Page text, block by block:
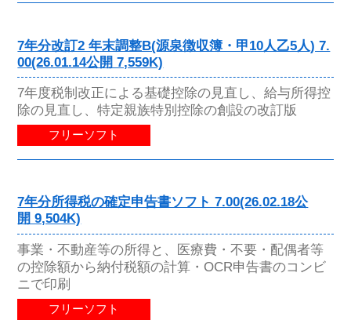
7年分改訂2 年末調整B(源泉徴収簿・甲10人乙5人) 7.
00(26.01.14公開 7,559K)
7年度税制改正による基礎控除の見直し、給与所得控
除の見直し、特定親族特別控除の創設の改訂版
フリーソフト
7年分所得税の確定申告書ソフト 7.00(26.02.18公
開 9,504K)
事業・不動産等の所得と、医療費・不要・配偶者等
の控除額から納付税額の計算・OCR申告書のコンビ
ニで印刷
フリーソフト